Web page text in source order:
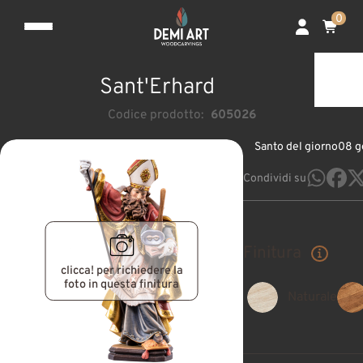
0
Sant'Erhard
Codice prodotto: 605026
clicca! per richiedere la
foto in questa finitura
Santo del giorno08
Condividi su